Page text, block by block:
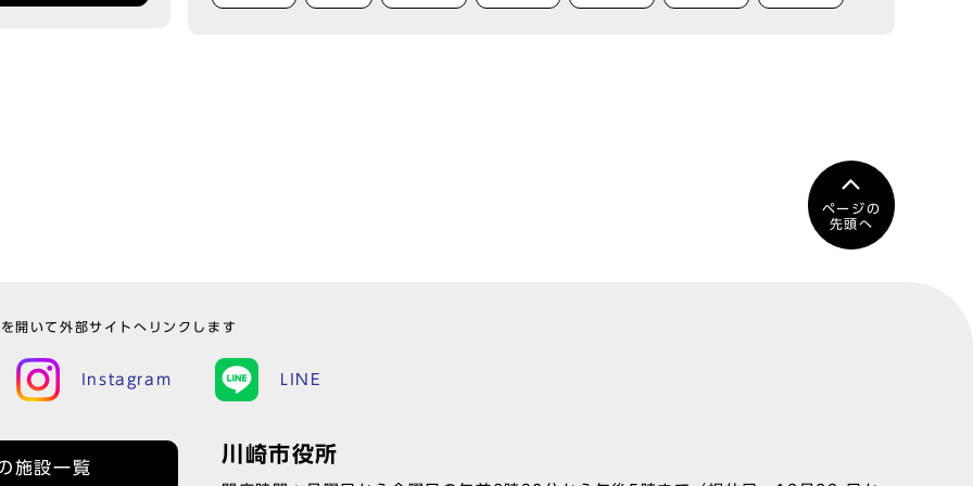
ページの
先頭へ
開いて外部サイトへリンクします
Instagram LINE
施設一覧
川崎市役所